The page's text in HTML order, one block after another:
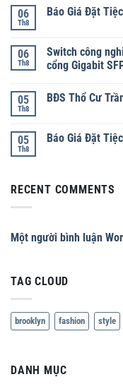
06
Th8
Báo Giá Đặt
06
Th8
Switch công
cổng Gigabit
05
Th8
BĐS Thổ Cư
05
Th8
Báo Giá Đặt
RECENT COMMENTS
Một người bình luận
TAG CLOUD
brooklyn fashion style
DANH MỤC